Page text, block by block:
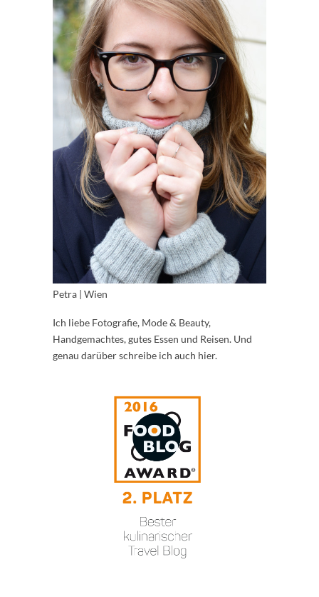
Petra | Wien
Ich liebe Fotografie, Mode & Beauty,
Handgemachtes, gutes Essen und Reisen. Und
genau darüber schreibe ich auch hier.